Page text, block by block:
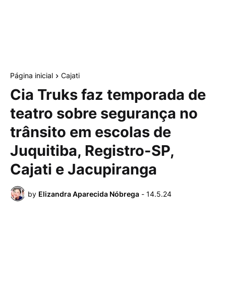
Página inicial Cajati
Cia Truks faz temporada de
teatro ­­sobre segurança no
trânsito em escolas de
Juquitiba, Registro-SP,
Cajati e Jacupiranga
by Elizandra Aparecida Nóbrega - 14.5.24